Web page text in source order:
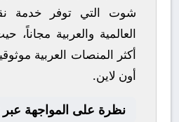
شوت التي توفر خدمة
العالمية والعربية مجاناً،
أكثر المنصات العربية
أون لاين.
نظرة على المواجهة عبر yallashoot